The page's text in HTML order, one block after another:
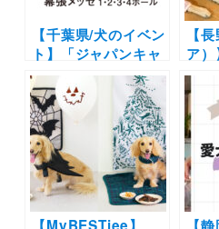
【千葉県/犬のイベン
ト】「ジャパンキャ
ンピングカーショー
2021」（幕張メッ
セ）
【
ア
る
のリ
らペ
ーな
を厳
かけ